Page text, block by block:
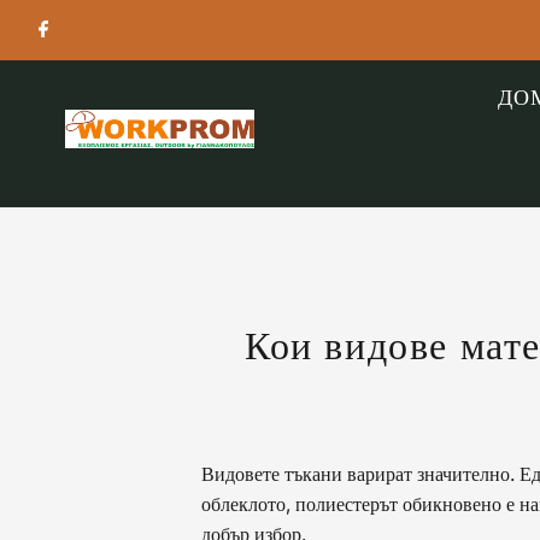
Кои видове
Видовете тъкани варират значително.
облеклото, полиестерът обикновено е
добър избор.